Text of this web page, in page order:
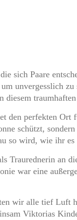
sich Paare
unvergesslich
den perfekten
schützt,
so wird, wie ihr es
Traurednerin an
war eine
wir alle tief Luft
Viktorias